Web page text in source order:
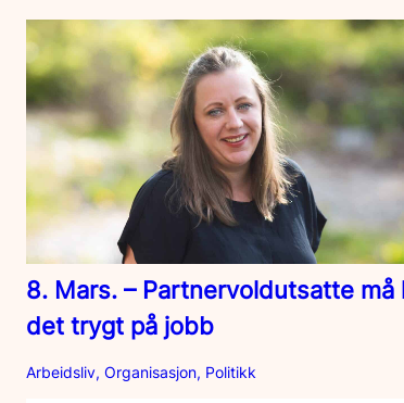
8. Mars. – Partnervoldutsatte må
det trygt på jobb
Arbeidsliv, Organisasjon, Politikk